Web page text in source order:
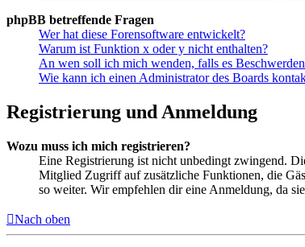
phpBB betreffende Fragen
Wer hat diese Forensoftware entwickelt?
Warum ist Funktion x oder y nicht enthalten?
An wen soll ich mich wenden, falls es
Wie kann ich einen Administrator des Boards
Registrierung und Anmeldung
Wozu muss ich mich registrieren?
Eine Registrierung ist nicht unbedingt zwingend.
Mitglied Zugriff auf zusätzliche Funktionen, die
so weiter. Wir empfehlen dir eine Anmeldung, da
Nach oben